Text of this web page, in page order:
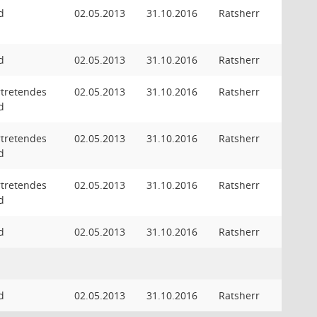
02.05.2013 31.10.2016 Ratsherr
02.05.2013 31.10.2016 Ratsherr
02.05.2013 31.10.2016 Ratsherr
02.05.2013 31.10.2016 Ratsherr
02.05.2013 31.10.2016 Ratsherr
02.05.2013 31.10.2016 Ratsherr
02.05.2013 31.10.2016 Ratsherr